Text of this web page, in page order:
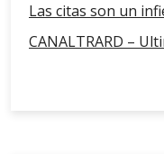
Las citas son un
CANALTRARD –